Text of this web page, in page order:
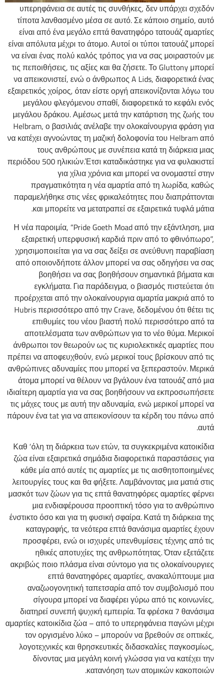
υπερηφάνεια σε αυτές τις συνθήκες, δεν υπάρχει σχεδόν
τίποτα λανθασμένο μέσα σε αυτό. Σε κάποιο σημείο, αυτό
είναι από ένα μεγάλο επτά θανατηφόρο τατουάζ αμαρτίες
είναι απόλυτα μέχρι το άτομο. Αυτοί οι τύποι τατουάζ μπορεί
να είναι ένας πολύ καλός τρόπος για να σας μοιραστούν με
τις πεποιθήσεις, τις αξίες και θα ζήσετε. Το Gluttony μπορεί
να απεικονιστεί, ενώ ο άνθρωπος A Lids, διαφορετικά ένας
εξαιρετικός χοίρος, όταν είστε οργή απεικονίζονται λόγω του
μεγάλου φλεγόμενου σπαθί, διαφορετικά το κεφάλι ενός
μεγάλου δράκου. Αμέσως μετά την κατάρτιση της ζωής του
Helbram, ο βασιλιάς ανέλαβε την ολοκαίνουργια φράση για
να κατέχει αγνοώντας τη μαζική δολοφονία του Helbram από
τους ανθρώπους με συνέπεια κατά τη διάρκεια μιας
περιόδου 500 ηλικιών.Έτσι καταδικάστηκε για να φυλακιστεί
για χίλια χρόνια και μπορεί να ονομαστεί στην
πραγματικότητα η νέα αμαρτία από τη λωρίδα, καθώς
παραμελήθηκε στις νέες φρικαλεότητες που διαπράττονται
και μπορείτε να μετατραπεί σε εξαιρετικά τυφλά μάτια.
Η νέα παροιμία, “Pride Goeth Moad από την εξάντληση, μια
εξαιρετική υπερφυσική καρδιά πριν από το φθινόπωρο”,
χρησιμοποιείται για να σας δείξει σε ανεύθυνη παραβίαση
από οποιονδήποτε άλλον μπορεί να σας οδηγήσει να σας
βοηθήσει να σας βοηθήσουν σημαντικά βήματα και
εγκλήματα. Για παράδειγμα, ο βιασμός πιστεύεται ότι
προέρχεται από την ολοκαίνουργια αμαρτία μακριά από το
Hubris περισσότερο από την Crave, δεδομένου ότι θέτει τις
επιθυμίες του νέου βιαστή πολύ περισσότερο από τα
αποτελέσματα των ανθρώπων για το νέο θύμα. Μερικοί
άνθρωποι τον θεωρούν ως τις κυριολεκτικές αμαρτίες που
πρέπει να αποφευχθούν, ενώ μερικοί τους βρίσκουν από τις
ανθρώπινες αδυναμίες που μπορεί να ξεπεραστούν. Μερικά
άτομα μπορεί να θέλουν να βγάλουν ένα τατουάζ από μια
ιδιαίτερη αμαρτία για να σας βοηθήσουν να εκπροσωπήσετε
τις μάχες τους με αυτή την αδυναμία, ενώ μερικοί μπορεί να
πάρουν ένα tat για να απεικονίσουν τα κέρδη του πάνω από
αυτά.
Καθ ‘όλη τη διάρκεια των ετών, τα συγκεκριμένα κατοικίδια
ζώα είναι εξαιρετικά σημάδια διαφορετικά παραστάσεις για
κάθε μία από αυτές τις αμαρτίες με τις αισθητοποιημένες
λειτουργίες τους και θα φήξετε. Λαμβάνοντας μια ματιά στις
μασκότ των ζώων για τις επτά θανατηφόρες αμαρτίες φέρνει
μια ενδιαφέρουσα προοπτική τόσο για το ανθρώπινο
ένστικτο όσο και για τη φυσική σφαίρα. Κατά τη διάρκεια της
καταγραφής, τα νεότερα επτά θανάσιμα αμαρτίες έχουν
προσφέρει, ενώ οι ισχυρές υπενθυμίσεις τέχνης από τις
ηθικές αποτυχίες της ανθρωπότητας. Όταν εξετάζετε
ακριβώς ποιο πλάσμα είναι σύντομο για τις ολοκαίνουργιες
επτά θανατηφόρες αμαρτίες, ανακαλύπτουμε μια
αναζωογονητική ταπετσαρία από τον συμβολισμό που
σίγουρα μπορεί να διαφέρει γύρω από τις κοινωνίες,
διατηρεί συνεπή ψυχική εμπειρία. Τα φρέσκα 7 θανάσιμα
αμαρτίες κατοικίδια ζώα – από το υπερηφάνεια παγώνι μέχρι
τον οργισμένο λύκο – μπορούν να βρεθούν σε οπτικές,
λογοτεχνικές και θρησκευτικές διδασκαλίες παγκοσμίως,
δίνοντας μια μεγάλη κοινή γλώσσα για να κατέχει την
κατανόηση των ατομικών κακοποιών.